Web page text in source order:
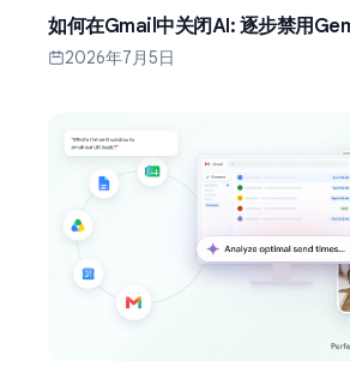
如何在Gmail中关闭AI: 逐步禁用
2026年7月5日